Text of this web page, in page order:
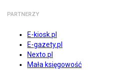
PARTNERZY
E-kiosk.pl
E-gazety.pl
Nexto.pl
Mała księgowość